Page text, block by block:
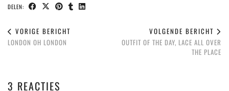
DELEN:
VORIGE BERICHT
LONDON OH LONDON
VOLGENDE BERICHT
OUTFIT OF THE DAY, LACE ALL OVER
THE PLACE
3 REACTIES